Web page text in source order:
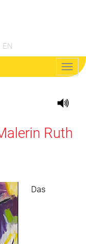
EN
Ruth
Das